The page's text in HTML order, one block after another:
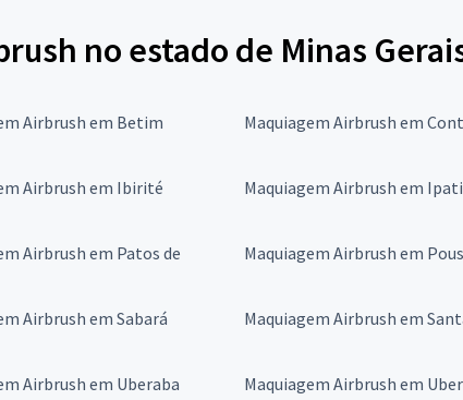
no estado de Minas
Airbrush em Betim Maquiagem Airbrush em
Airbrush em Ibirité Maquiagem Airbrush em
Airbrush em Patos de
Maquiagem Airbrush em
Airbrush em Sabará Maquiagem Airbrush em
Airbrush em Uberaba Maquiagem Airbrush em